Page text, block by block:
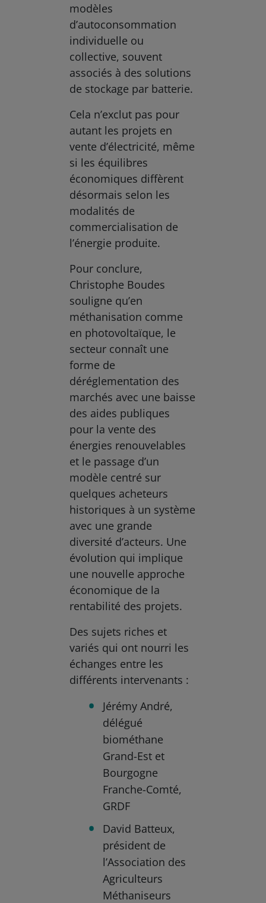
modèles
d’autoconsommation
individuelle ou
collective, souvent
associés à des solutions
de stockage par batterie.
Cela n’exclut pas pour
autant les projets en
vente d’électricité, même
si les équilibres
économiques diffèrent
désormais selon les
modalités de
commercialisation de
l’énergie produite.
Pour conclure,
Christophe Boudes
souligne qu’en
méthanisation comme
en photovoltaïque, le
secteur connaît une
forme de
déréglementation des
marchés avec une baisse
des aides publiques
pour la vente des
énergies renouvelables
et le passage d’un
modèle centré sur
quelques acheteurs
historiques à un système
avec une grande
diversité d’acteurs. Une
évolution qui implique
une nouvelle approche
économique de la
rentabilité des projets.
Des sujets riches et
variés qui ont nourri les
échanges entre les
différents intervenants :
Jérémy André,
délégué
biométhane
Grand-Est et
Bourgogne
Franche-Comté,
GRDF
David Batteux,
président de
l’Association des
Agriculteurs
Méthaniseurs